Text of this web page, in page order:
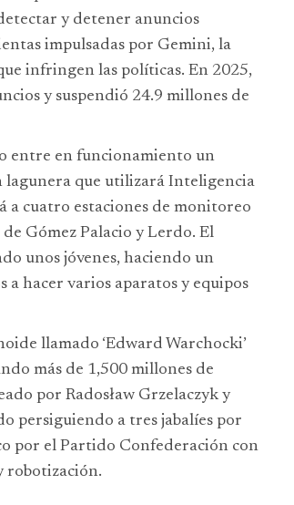
y detener anuncios
impulsadas por Gemini, la
infringen las políticas. En 2025,
y suspendió 24.9 millones de
entre en funcionamiento un
lagunera que utilizará Inteligencia
a cuatro estaciones de monitoreo
Gómez Palacio y Lerdo. El
unos jóvenes, haciendo un
hacer varios aparatos y equipos
llamado ‘Edward Warchocki’
más de 1,500 millones de
por Radosław Grzelaczyk y
persiguiendo a tres jabalíes por
por el Partido Confederación con
robotización.